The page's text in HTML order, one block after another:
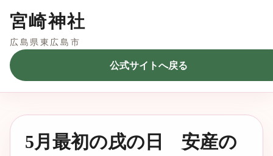
宮崎神社
広島県東広島市
公式サイトへ戻る
5月最初の戌の日 安産の